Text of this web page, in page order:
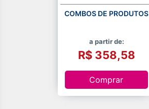
COMBOS DE PRODUTOS
a partir de:
R$ 358,58
Comprar